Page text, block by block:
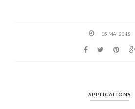
15 MAI 2018
APPLICATIONS